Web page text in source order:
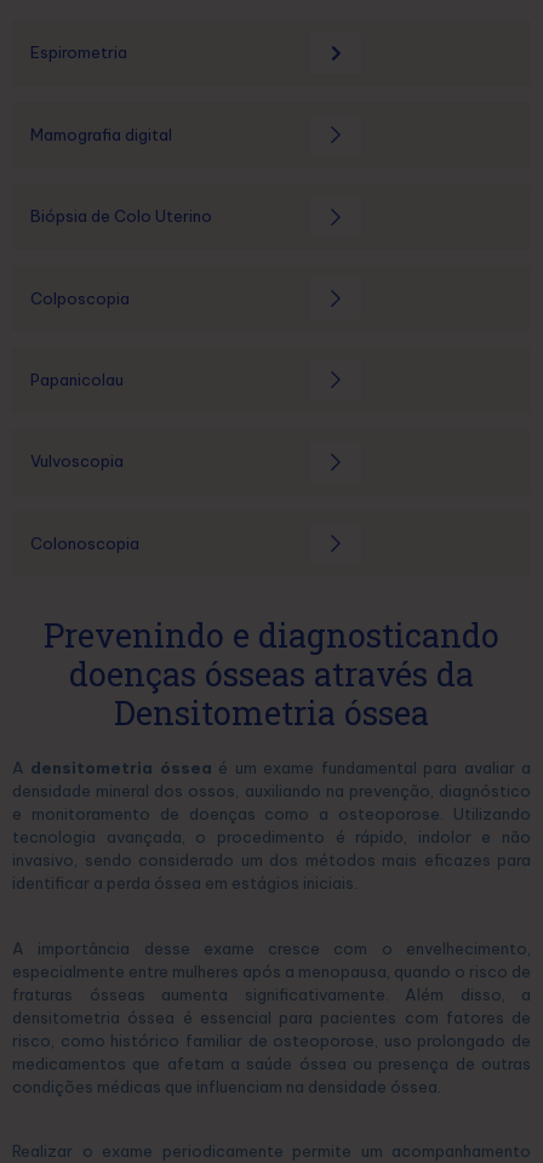
Espirometria
Mamografia digital
Biópsia de Colo Uterino
Colposcopia
Papanicolau
Vulvoscopia
Colonoscopia
Prevenindo e diagnosticando
doenças ósseas através da
Densitometria óssea
A densitometria óssea é um exame fundamental para avaliar a
densidade mineral dos ossos, auxiliando na prevenção, diagnóstico
e monitoramento de doenças como a osteoporose. Utilizando
tecnologia avançada, o procedimento é rápido, indolor e não
invasivo, sendo considerado um dos métodos mais eficazes para
identificar a perda óssea em estágios iniciais.
A importância desse exame cresce com o envelhecimento,
especialmente entre mulheres após a menopausa, quando o risco de
fraturas ósseas aumenta significativamente. Além disso, a
densitometria óssea é essencial para pacientes com fatores de
risco, como histórico familiar de osteoporose, uso prolongado de
medicamentos que afetam a saúde óssea ou presença de outras
condições médicas que influenciam na densidade óssea.
Realizar o exame periodicamente permite um acompanhamento